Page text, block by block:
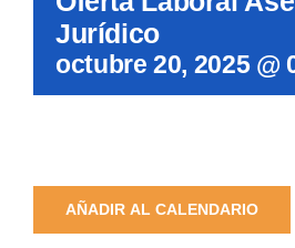
Jurídico
octubre 20, 2025 @
AÑADIR AL CALENDARIO